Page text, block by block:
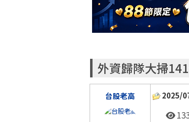
外資歸隊大掃
台股老高 2025/